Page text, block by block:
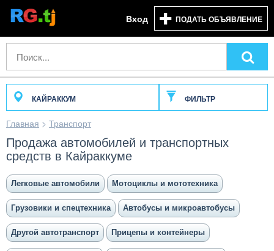
Вход ПОДАТЬ ОБЪЯВЛЕНИЕ
КАЙРАККУМ ФИЛЬТР
Главная > Транспорт
Продажа автомобилей и транспортных
средств в Кайраккуме
Легковые автомобили Мотоциклы и мототехника
Грузовики и спецтехника Автобусы и микроавтобусы
Другой автотранспорт Прицепы и контейнеры